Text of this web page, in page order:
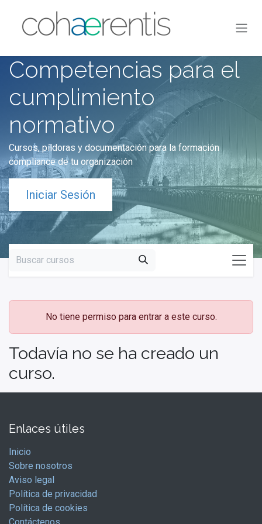
Competencias para el
cumplimiento
normativo
Cursos, píldoras y documentación para la formación
compliance de tu organización
Iniciar Sesión
No tiene permiso para entrar a este curso.
Todavía no se ha creado un
curso.
Enlaces útiles
Inicio
Sobre nosotros
Aviso legal
Política de privacidad
Política de cookies